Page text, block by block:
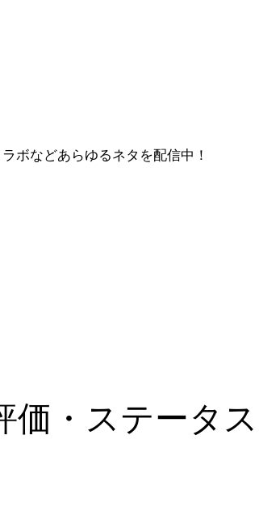
ボなどあらゆるネタを配信中！
価・ステータ